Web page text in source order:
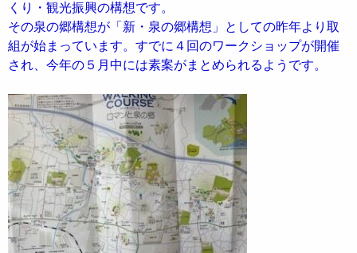
くり・観光振興の構想です。
その泉の郷構想が「新・泉の郷構想」としての昨年より取
組が始まっています。すでに４回のワークショップが開催
され、今年の５月中には素案がまとめられるようです。